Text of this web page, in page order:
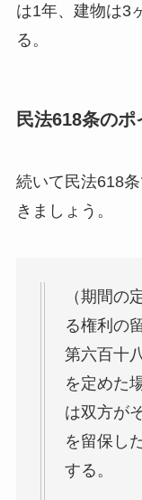
は1年、建物は3
る。
民法618条のポ
続いて民法618
きましょう。
（期間の
る権利の
第六百十
を定めた
は双方が
を留保し
する。